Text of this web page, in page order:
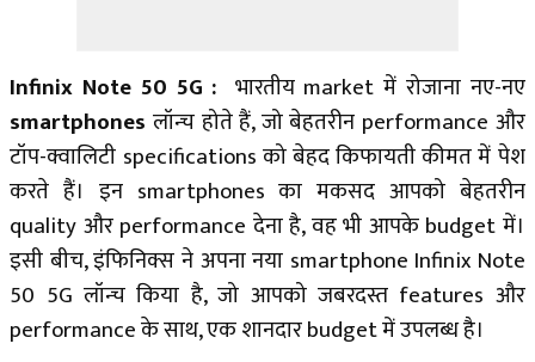
Infinix Note 50 5G : भारतीय market में रोजाना नए-नए
smartphones लॉन्च होते हैं, जो बेहतरीन performance और
टॉप-क्वालिटी specifications को बेहद किफायती कीमत में पेश
करते हैं। इन smartphones का मकसद आपको बेहतरीन
quality और performance देना है, वह भी आपके budget में।
इसी बीच, इंफिनिक्स ने अपना नया smartphone Infinix Note
50 5G लॉन्च किया है, जो आपको जबरदस्त features और
performance के साथ, एक शानदार budget में उपलब्ध है।